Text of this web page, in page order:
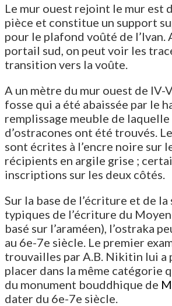
Le mur ouest rejoint le mur est
pièce et constitue un support
pour le plafond voûté de l’Ivan.
portail sud, on peut voir les
transition vers la voûte.
A un mètre du mur ouest de IV-
fosse qui a été abaissée par le
remplissage meuble de
d’ostracones ont été trouvés.
sont écrites à l’encre noire sur
récipients en argile grise ;
inscriptions sur les deux côtés.
Sur la base de l’écriture et de
typiques de l’écriture du
basé sur l’araméen), l’ostraka
au 6e-7e siècle. Le premier
trouvailles par A.B. Nikitin lui a
placer dans la même catégorie
du monument bouddhique de
dater du 6e-7e siècle.